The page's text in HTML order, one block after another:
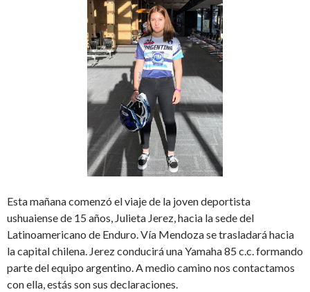
Esta mañana comenzó el viaje de la joven deportista
ushuaiense de 15 años, Julieta Jerez, hacia la sede del
Latinoamericano de Enduro. Vía Mendoza se trasladará hacia
la capital chilena. Jerez conducirá una Yamaha 85 c.c. formando
parte del equipo argentino. A medio camino nos contactamos
con ella, estás son sus declaraciones.